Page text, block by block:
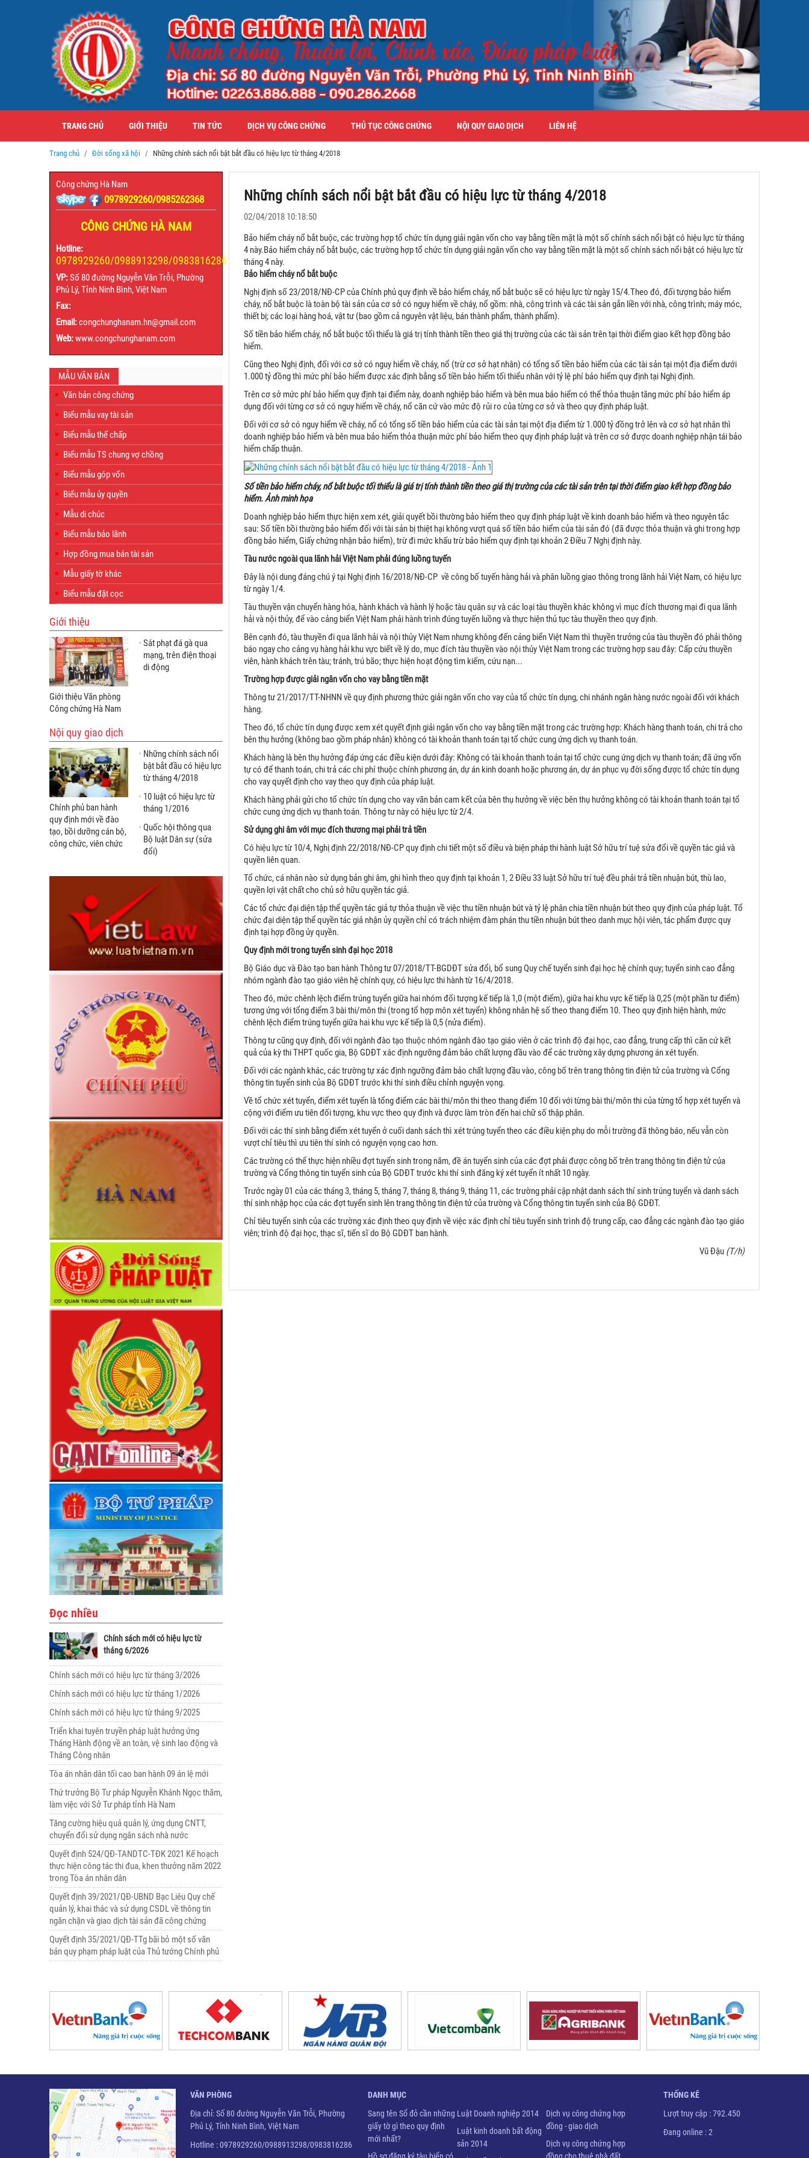
TRANG CHỦ GIỚI THIỆU TIN TỨC DỊCH VỤ CÔNG CHỨNG THỦ TỤC CÔNG CHỨNG NỘI QUY GIAO DỊCH LIÊN HỆ
Trang chủ Đời sống xã hội Những chính sách nổi bật bắt đầu có hiệu lực từ tháng 4/2018
Công chứng Hà Nam
0978929260/0985262368
CÔNG CHỨNG HÀ NAM
Hotline:
0978929260/0988913298/0983816286
VP:Số 80 đường Nguyễn Văn Trỗi, Phường
Phủ Lý, Tỉnh Ninh Bình, Việt Nam
Fax:
Email:congchunghanam.hn@gmail.com
Web:www.congchunghanam.com
MẪU VĂN BẢN
Văn bản công chứng
Biểu mẫu vay tài sản
Biểu mẫu thế chấp
Biểu mẫu TS chung vợ chồng
Biểu mẫu góp vốn
Biểu mẫu ủy quyền
Mẫu di chúc
Biểu mẫu bảo lãnh
Hợp đồng mua bán tài sản
Mẫu giấy tờ khác
Biểu mẫu đặt cọc
Giới thiệu
Giới thiệu Văn phòng
Công chứng Hà Nam
Sát phạt đá gà qua
mạng, trên điện thoại
di động
Nội quy giao dịch
Chính phủ ban hành
quy định mới về đào
tạo, bồi dưỡng cán bộ,
công chức, viên chức
Những chính sách nổi
bật bắt đầu có hiệu lực
từ tháng 4/2018
10 luật có hiệu lực từ
tháng 1/2016
Quốc hội thông qua
Bộ luật Dân sự (sửa
đổi)
Đọc nhiều
Chính sách mới có hiệu lực từ
tháng 6/2026
Chính sách mới có hiệu lực từ tháng 3/2026
Chính sách mới có hiệu lực từ tháng 1/2026
Chính sách mới có hiệu lực từ tháng 9/2025
Triển khai tuyên truyền pháp luật hưởng ứng
Tháng Hành động về an toàn, vệ sinh lao động và
Tháng Công nhân
Tòa án nhân dân tối cao ban hành 09 án lệ mới
Thứ trưởng Bộ Tư pháp Nguyễn Khánh Ngọc thăm,
làm việc với Sở Tư pháp tỉnh Hà Nam
Tăng cường hiệu quả quản lý, ứng dụng CNTT,
chuyển đổi sử dụng ngân sách nhà nước
Quyết định 524/QĐ-TANDTC-TĐK 2021 Kế hoạch
thực hiện công tác thi đua, khen thưởng năm 2022
trong Tòa án nhân dân
Quyết định 39/2021/QĐ-UBND Bạc Liêu Quy chế
quản lý, khai thác và sử dụng CSDL về thông tin
ngăn chặn và giao dịch tài sản đã công chứng
Quyết định 35/2021/QĐ-TTg bãi bỏ một số văn
bản quy phạm pháp luật của Thủ tướng Chính phủ
Những chính sách nổi bật bắt đầu có hiệu lực từ tháng 4/2018
02/04/2018 10:18:50
Bảo hiểm cháy nổ bắt buộc, các trường hợp tổ chức tín dụng giải ngân vốn cho vay bằng tiền mặt là một số chính sách nổi bật có hiệu lực từ tháng
4 này.Bảo hiểm cháy nổ bắt buộc, các trường hợp tổ chức tín dụng giải ngân vốn cho vay bằng tiền mặt là một số chính sách nổi bật có hiệu lực từ
tháng 4 này.
Bảo hiểm cháy nổ bắt buộc
Nghị định số 23/2018/NĐ-CP của Chính phủ quy định về bảo hiểm cháy, nổ bắt buộc sẽ có hiệu lực từ ngày 15/4.Theo đó, đối tượng bảo hiểm
cháy, nổ bắt buộc là toàn bộ tài sản của cơ sở có nguy hiểm về cháy, nổ gồm: nhà, công trình và các tài sản gắn liền với nhà, công trình; máy móc,
thiết bị; các loại hàng hoá, vật tư (bao gồm cả nguyên vật liệu, bán thành phẩm, thành phẩm).
Số tiền bảo hiểm cháy, nổ bắt buộc tối thiểu là giá trị tính thành tiền theo giá thị trường của các tài sản trên tại thời điểm giao kết hợp đồng bảo
hiểm.
Cũng theo Nghị định, đối với cơ sở có nguy hiểm về cháy, nổ (trừ cơ sở hạt nhân) có tổng số tiền bảo hiểm của các tài sản tại một địa điểm dưới
1.000 tỷ đồng thì mức phí bảo hiểm được xác định bằng số tiền bảo hiểm tối thiểu nhân với tỷ lệ phí bảo hiểm quy định tại Nghị định.
Trên cơ sở mức phí bảo hiểm quy định tại điểm này, doanh nghiệp bảo hiểm và bên mua bảo hiểm có thể thỏa thuận tăng mức phí bảo hiểm áp
dụng đối với từng cơ sở có nguy hiểm về cháy, nổ căn cứ vào mức độ rủi ro của từng cơ sở và theo quy định pháp luật.
Đối với cơ sở có nguy hiểm về cháy, nổ có tổng số tiền bảo hiểm của các tài sản tại một địa điểm từ 1.000 tỷ đồng trở lên và cơ sở hạt nhân thì
doanh nghiệp bảo hiểm và bên mua bảo hiểm thỏa thuận mức phí bảo hiểm theo quy định pháp luật và trên cơ sở được doanh nghiệp nhận tái bảo
hiểm chấp thuận.
Số tiền bảo hiểm cháy, nổ bắt buộc tối thiểu là giá trị tính thành tiền theo giá thị trường của các tài sản trên tại thời điểm giao kết hợp đồng bảo
hiểm. Ảnh minh họa
Doanh nghiệp bảo hiểm thực hiện xem xét, giải quyết bồi thường bảo hiểm theo quy định pháp luật về kinh doanh bảo hiểm và theo nguyên tắc
sau: Số tiền bồi thường bảo hiểm đối với tài sản bị thiệt hại không vượt quá số tiền bảo hiểm của tài sản đó (đã được thỏa thuận và ghi trong hợp
đồng bảo hiểm, Giấy chứng nhận bảo hiểm), trừ đi mức khấu trừ bảo hiểm quy định tại khoản 2 Điều 7 Nghị định này.
Tàu nước ngoài qua lãnh hải Việt Nam phải đúng luồng tuyến
Đây là nội dung đáng chú ý tại Nghị định 16/2018/NĐ-CP về công bố tuyến hàng hải và phân luồng giao thông trong lãnh hải Việt Nam, có hiệu lực
từ ngày 1/4.
Tàu thuyền vận chuyển hàng hóa, hành khách và hành lý hoặc tàu quân sự và các loại tàu thuyền khác không vì mục đích thương mại đi qua lãnh
hải và nội thủy, để vào cảng biển Việt Nam phải hành trình đúng tuyến luồng và thực hiện thủ tục tàu thuyền theo quy định.
Bên cạnh đó, tàu thuyền đi qua lãnh hải và nội thủy Việt Nam nhưng không đến cảng biển Việt Nam thì thuyền trưởng của tàu thuyền đó phải thông
báo ngay cho cảng vụ hàng hải khu vực biết về lý do, mục đích tàu thuyền vào nội thủy Việt Nam trong các trường hợp sau đây: Cấp cứu thuyền
viên, hành khách trên tàu; tránh, trú bão; thực hiện hoạt động tìm kiếm, cứu nạn...
Trường hợp được giải ngân vốn cho vay bằng tiền mặt
Thông tư 21/2017/TT-NHNN về quy định phương thức giải ngân vốn cho vay của tổ chức tín dụng, chi nhánh ngân hàng nước ngoài đối với khách
hàng.
Theo đó, tổ chức tín dụng được xem xét quyết định giải ngân vốn cho vay bằng tiền mặt trong các trường hợp: Khách hàng thanh toán, chi trả cho
bên thụ hưởng (không bao gồm pháp nhân) không có tài khoản thanh toán tại tổ chức cung ứng dịch vụ thanh toán.
Khách hàng là bên thụ hưởng đáp ứng các điều kiện dưới đây: Không có tài khoản thanh toán tại tổ chức cung ứng dịch vụ thanh toán; đã ứng vốn
tự có để thanh toán, chi trả các chi phí thuộc chính phương án, dự án kinh doanh hoặc phương án, dự án phục vụ đời sống được tổ chức tín dụng
cho vay quyết định cho vay theo quy định của pháp luật.
Khách hàng phải gửi cho tổ chức tín dụng cho vay văn bản cam kết của bên thụ hưởng về việc bên thụ hưởng không có tài khoản thanh toán tại tổ
chức cung ứng dịch vụ thanh toán. Thông tư này có hiệu lực từ 2/4.
Sử dụng ghi âm với mục đích thương mại phải trả tiền
Có hiệu lực từ 10/4, Nghị định 22/2018/NĐ-CP quy định chi tiết một số điều và biện pháp thi hành luật Sở hữu trí tuệ sửa đổi về quyền tác giả và
quyền liên quan.
Tổ chức, cá nhân nào sử dụng bản ghi âm, ghi hình theo quy định tại khoản 1, 2 Điều 33 luật Sở hữu trí tuệ đều phải trả tiền nhuận bút, thù lao,
quyền lợi vật chất cho chủ sở hữu quyền tác giả.
Các tổ chức đại diện tập thể quyền tác giả tự thỏa thuận về việc thu tiền nhuận bút và tỷ lệ phân chia tiền nhuận bút theo quy định của pháp luật. Tổ
chức đại diện tập thể quyền tác giả nhận ủy quyền chỉ có trách nhiệm đàm phán thu tiền nhuận bút theo danh mục hội viên, tác phẩm được quy
định tại hợp đồng ủy quyền.
Quy định mới trong tuyển sinh đại học 2018
Bộ Giáo dục và Đào tạo ban hành Thông tư 07/2018/TT-BGDĐT sửa đổi, bổ sung Quy chế tuyển sinh đại học hệ chính quy; tuyển sinh cao đẳng
nhóm ngành đào tạo giáo viên hệ chính quy, có hiệu lực thi hành từ 16/4/2018.
Theo đó, mức chênh lệch điểm trúng tuyển giữa hai nhóm đối tượng kế tiếp là 1,0 (một điểm), giữa hai khu vực kế tiếp là 0,25 (một phần tư điểm)
tương ứng với tổng điểm 3 bài thi/môn thi (trong tổ hợp môn xét tuyển) không nhân hệ số theo thang điểm 10. Theo quy định hiện hành, mức
chênh lệch điểm trúng tuyển giữa hai khu vực kế tiếp là 0,5 (nửa điểm).
Thông tư cũng quy định, đối với ngành đào tạo thuộc nhóm ngành đào tạo giáo viên ở các trình độ đại học, cao đẳng, trung cấp thì căn cứ kết
quả của kỳ thi THPT quốc gia, Bộ GDĐT xác định ngưỡng đảm bảo chất lượng đầu vào để các trường xây dựng phương án xét tuyển.
Đối với các ngành khác, các trường tự xác định ngưỡng đảm bảo chất lượng đầu vào, công bố trên trang thông tin điện tử của trường và Cổng
thông tin tuyển sinh của Bộ GDĐT trước khi thí sinh điều chỉnh nguyện vọng.
Về tổ chức xét tuyển, điểm xét tuyển là tổng điểm các bài thi/môn thi theo thang điểm 10 đối với từng bài thi/môn thi của từng tổ hợp xét tuyển và
cộng với điểm ưu tiên đối tượng, khu vực theo quy định và được làm tròn đến hai chữ số thập phân.
Đối với các thí sinh bằng điểm xét tuyển ở cuối danh sách thì xét trúng tuyển theo các điều kiện phụ do mỗi trường đã thông báo, nếu vẫn còn
vượt chỉ tiêu thì ưu tiên thí sinh có nguyện vọng cao hơn.
Các trường có thể thực hiện nhiều đợt tuyển sinh trong năm, đề án tuyển sinh của các đợt phải được công bố trên trang thông tin điện tử của
trường và Cổng thông tin tuyển sinh của Bộ GDĐT trước khi thí sinh đăng ký xét tuyển ít nhất 10 ngày.
Trước ngày 01 của các tháng 3, tháng 5, tháng 7, tháng 8, tháng 9, tháng 11, các trường phải cập nhật danh sách thí sinh trúng tuyển và danh sách
thí sinh nhập học của các đợt tuyển sinh lên trang thông tin điện tử của trường và Cổng thông tin tuyển sinh của Bộ GDĐT.
Chỉ tiêu tuyển sinh của các trường xác định theo quy định về việc xác định chỉ tiêu tuyển sinh trình độ trung cấp, cao đẳng các ngành đào tạo giáo
viên; trình độ đại học, thạc sĩ, tiến sĩ do Bộ GDĐT ban hành.
Vũ Đậu (T/h)
VĂN PHÒNG
Địa chỉ: Số 80 đường Nguyễn Văn Trỗi, Phường
Phủ Lý, Tỉnh Ninh Bình, Việt Nam
Hotline : 0978929260/0988913298/0983816286
DANH MỤC
Sang tên Sổ đỏ cần những
giấy tờ gì theo quy định
mới nhất?
Luật Doanh nghiệp 2014
Luật kinh doanh bất động
sản 2014
Dịch vụ công chứng hợp
đồng - giao dịch
Dịch vụ công chứng hợp
THỐNG KÊ
Lượt truy cập : 792.450
Đang online : 2